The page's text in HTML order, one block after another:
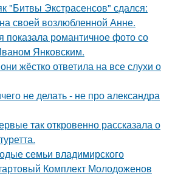
"Битвы Экстрасенсов" сдался:
своей возлюбленной Анне.
показала романтичное фото со
Янковским.
жёстко ответила на все слухи о
не делать - не про александра
так откровенно рассказала о
семьи владимирского
Комплект Молодоженов